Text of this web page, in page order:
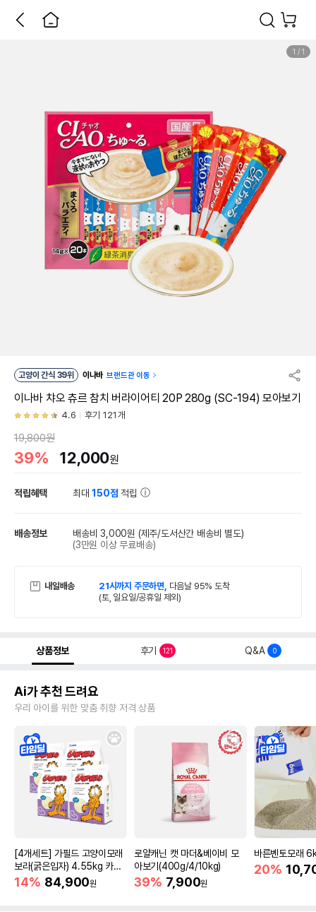
1 / 1
고양이 간식 39위 이나바 브랜드관 이동
이나바 챠오 츄르 참치 버라이어티 20P 280g (SC-194) 모아보기
4.6 후기 121개
19,800원
39% 12,000원
적립혜택 최대150점 적립
배송정보 배송비 3,000원 (제주/도서산간 배송비 별도)
(3만원 이상 무료배송)
내일배송 21시까지 주문하면, 다음날 95% 도착
(토, 일요일/공휴일 제외)
상품정보 후기 121 Q&A 0
Ai가 추천 드려요
우리 아이를 위한 맞춤 취향 저격 상품
[4개세트] 가필드 고양이모래
보라(굵은입자) 4.55kg 카사
바모래
14% 84,900원
로얄캐닌 캣 마더&베이비 모
아보기(400g/4/10kg)
39% 7,900원
바른벤토모래
20%